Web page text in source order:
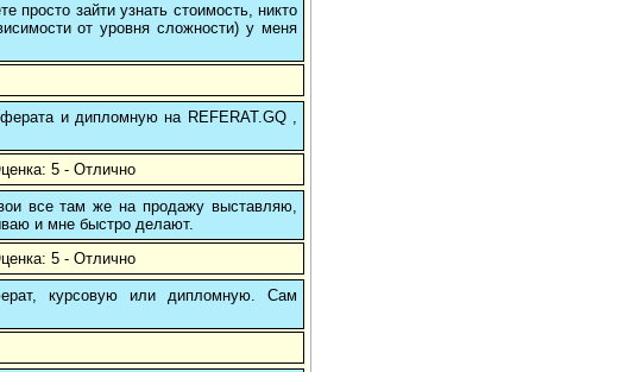
просто зайти узнать стоимость, никто
от уровня сложности) у меня
и дипломную на REFERAT.GQ ,
5 - Отлично
все там же на продажу выставляю,
и мне быстро делают.
5 - Отлично
курсовую или дипломную. Сам